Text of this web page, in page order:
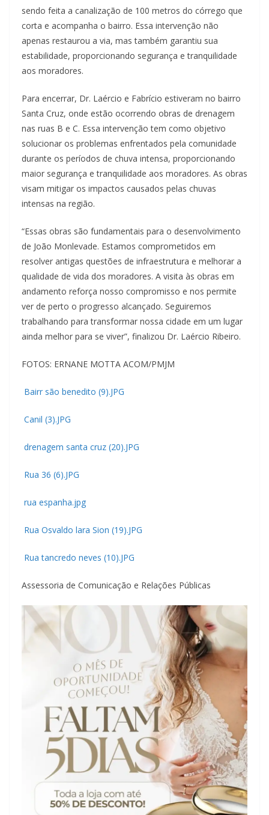
sendo feita a canalização de 100 metros do córrego que
corta e acompanha o bairro. Essa intervenção não
apenas restaurou a via, mas também garantiu sua
estabilidade, proporcionando segurança e tranquilidade
aos moradores.
Para encerrar, Dr. Laércio e Fabrício estiveram no bairro
Santa Cruz, onde estão ocorrendo obras de drenagem
nas ruas B e C. Essa intervenção tem como objetivo
solucionar os problemas enfrentados pela comunidade
durante os períodos de chuva intensa, proporcionando
maior segurança e tranquilidade aos moradores. As obras
visam mitigar os impactos causados pelas chuvas
intensas na região.
“Essas obras são fundamentais para o desenvolvimento
de João Monlevade. Estamos comprometidos em
resolver antigas questões de infraestrutura e melhorar a
qualidade de vida dos moradores. A visita às obras em
andamento reforça nosso compromisso e nos permite
ver de perto o progresso alcançado. Seguiremos
trabalhando para transformar nossa cidade em um lugar
ainda melhor para se viver”, finalizou Dr. Laércio Ribeiro.
FOTOS: ERNANE MOTTA ACOM/PMJM
Bairr são benedito (9).JPG
Canil (3).JPG
drenagem santa cruz (20).JPG
Rua 36 (6).JPG
rua espanha.jpg
Rua Osvaldo lara Sion (19).JPG
Rua tancredo neves (10).JPG
Assessoria de Comunicação e Relações Públicas